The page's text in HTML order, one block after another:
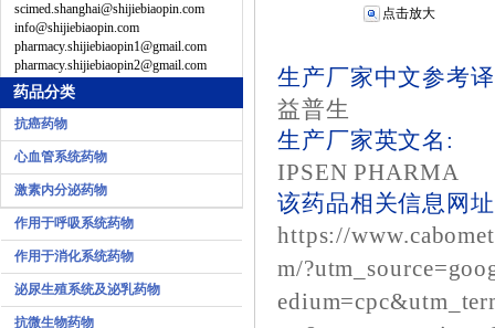
scimed.shanghai@shijiebiaopin.com
info@shijiebiaopin.com
pharmacy.shijiebiaopin1@gmail.com
pharmacy.shijiebiaopin2@gmail.com
药品分类
抗癌药物
心血管系统药物
激素内分泌药物
作用于呼吸系统药物
作用于消化系统药物
泌尿生殖系统及泌乳药物
抗微生物药物
点击放大
生产厂家中文参考
益普生
生产厂家英文名:
IPSEN PHARMA
该药品相关信息网
https://
m/